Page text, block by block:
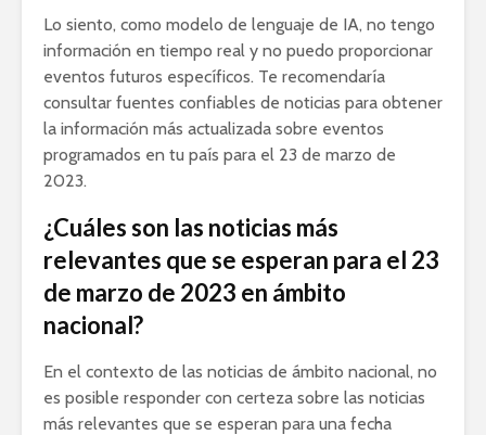
Lo siento, como modelo de lenguaje de IA, no tengo
información en tiempo real y no puedo proporcionar
eventos futuros específicos. Te recomendaría
consultar fuentes confiables de noticias para obtener
la información más actualizada sobre eventos
programados en tu país para el 23 de marzo de
2023.
¿Cuáles son las noticias más
relevantes que se esperan para el 23
de marzo de 2023 en ámbito
nacional?
En el contexto de las noticias de ámbito nacional, no
es posible responder con certeza sobre las noticias
más relevantes que se esperan para una fecha